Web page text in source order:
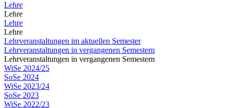
Lehre
Lehre
Lehre
Lehre
Lehrveranstaltungen im aktuellen Semester
Lehrveranstaltungen in vergangenen Semestern
Lehrveranstaltungen in vergangenen Semestern
WiSe 2024/25
SoSe 2024
WiSe 2023/24
SoSe 2023
WiSe 2022/23